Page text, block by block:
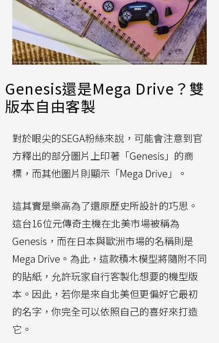
Genesis還是Mega Drive？雙
版本自由客製
對於眼尖的SEGA粉絲來說，可能會注意到官
方釋出的部分圖片上印著「Genesis」的商
標，而其他圖片則顯示「Mega Drive」。
這其實是樂高為了還原歷史所設計的巧思。
這台16位元傳奇主機在北美市場被稱為
Genesis，而在日本與歐洲市場的名稱則是
Mega Drive。為此，這款積木模型將隨附不同
的貼紙，允許玩家自行客製化想要的機型版
本。因此，若你是來自北美但更偏好它最初
的名字，你完全可以依照自己的喜好來打造
它。